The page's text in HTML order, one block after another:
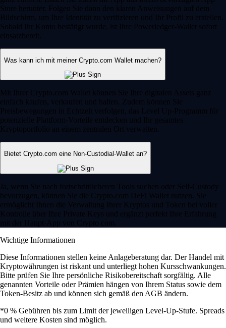
Store herunter. Folgen Sie dann den klaren Anweisungen auf dem
Bildschirm, um Ihre Identität zu verifizieren und Ihr Profil zu erstellen.
Sobald Ihr Konto bestätigt wurde, ist Ihre Powerledger-Wallet sofort
einsatzbereit.
Was kann ich mit meiner Crypto.com Wallet machen?
Mit Ihrer Crypto.com Wallet können Sie Ihre digitalen Assets ganz
einfach kaufen, verkaufen und halten. Zudem können Sie
Preisbewegungen in Echtzeit verfolgen, das Level Up-Programm für
potenzielle Plattform-Vorteile entdecken und Ihr gesamtes
Kryptoportfolio an einem zentralen Ort verwalten.
Bietet Crypto.com eine Non-Custodial-Wallet an?
Ja, wenn Sie nach fortschrittlicheren Tools suchen oder Self-Custody
bevorzugen, können Sie die Crypto.com DeFi Wallet nutzen. Sie
ermöglicht Ihnen die Verwaltung Ihrer Kryptos und Token bei voller
Kontrolle über Ihre Private Keys und ergänzt perfekt Ihre Erfahrung
mit der Haupt-App von Crypto.com.
Wichtige Informationen
Diese Informationen stellen keine Anlageberatung dar. Der Handel mit
Kryptowährungen ist riskant und unterliegt hohen Kursschwankungen.
Bitte prüfen Sie Ihre persönliche Risikobereitschaft sorgfältig. Alle
genannten Vorteile oder Prämien hängen von Ihrem Status sowie dem
Token-Besitz ab und können sich gemäß den AGB ändern.
*0 % Gebühren bis zum Limit der jeweiligen Level-Up-Stufe. Spreads
und weitere Kosten sind möglich.